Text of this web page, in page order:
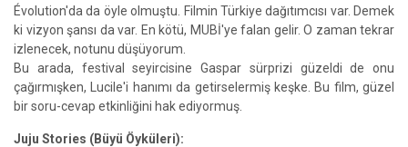
Évolution'da da öyle olmuştu. Filmin Türkiye dağıtımcısı var. Demek
ki vizyon şansı da var. En kötü, MUBİ'ye falan gelir. O zaman tekrar
izlenecek, notunu düşüyorum.
Bu arada, festival seyircisine Gaspar sürprizi güzeldi de onu
çağırmışken, Lucile'i hanımı da getirselermiş keşke. Bu film, güzel
bir soru-cevap etkinliğini hak ediyormuş.
Juju Stories (Büyü Öyküleri):